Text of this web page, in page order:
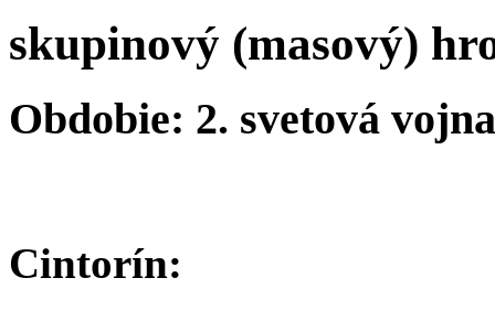
skupinový (masový)
Obdobie: 2. svetová vojna
Cintorín: